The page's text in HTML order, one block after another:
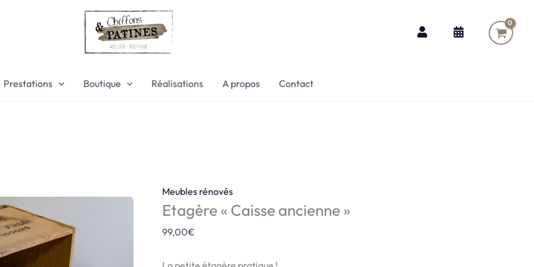
Prestations Boutique Réalisations A propos Contact
Meubles rénovés
Etagère « Caisse ancienne »
99,00€
de
Etagère
"Caisse